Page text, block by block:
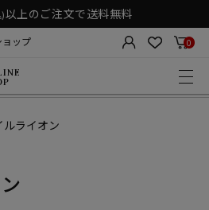
以上のご注文で送料無料
ップ 0
ルライオン